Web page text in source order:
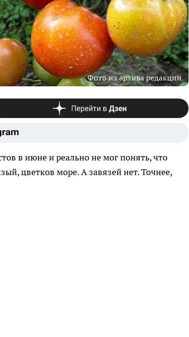
Фото из архива редакции
в июне и реально не мог понять, что
цветков море. А завязей нет. Точнее,